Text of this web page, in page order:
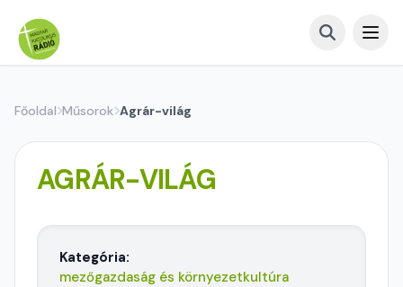
Főoldal Műsorok Agrár-világ
AGRÁR-VILÁG
Kategória:
mezőgazdaság és környezetkultúra